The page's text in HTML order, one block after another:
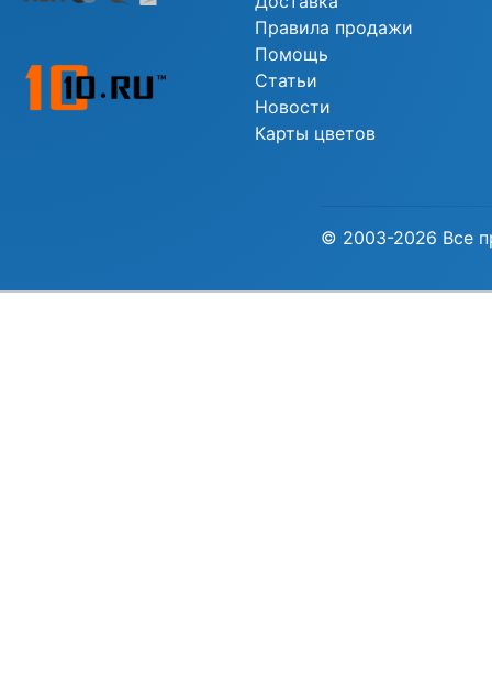
Правила продажи
Помощь
Статьи
Новости
Карты цветов
© 2003-2026 Все